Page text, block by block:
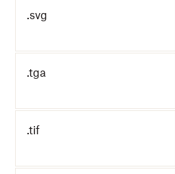
.svg
.tga
.tif